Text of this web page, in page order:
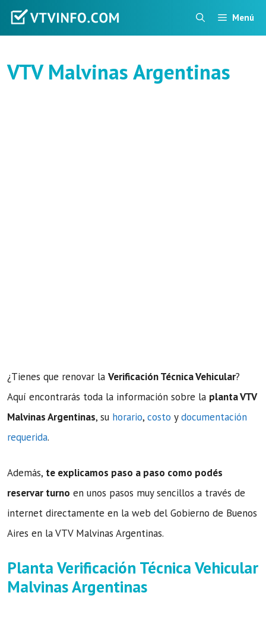
Saltar
Menú
VTV Malvinas Argentinas
¿Tienes que renovar la Verificación Técnica Vehicular?
Aquí encontrarás toda la información sobre la planta VTV
Malvinas Argentinas, su horario, costo ydocumentación
requerida.
Además, te explicamos paso a paso como podés
reservar turno en unos pasos muy sencillos a través de
internet directamente en la web del Gobierno de Buenos
Aires en la VTV Malvinas Argentinas.
Planta Verificación Técnica Vehicular
Malvinas Argentinas